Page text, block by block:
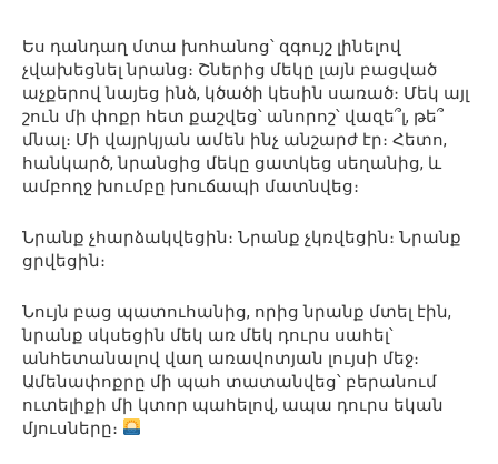
Ես դանդաղ մտա խոհանոց՝ զգույշ լինելով
չվախեցնել նրանց։ Շներից մեկը լայն բացված
աչքերով նայեց ինձ, կծածի կեսին սառած։ Մեկ այլ
շուն մի փոքր հետ քաշվեց՝ անորոշ՝ վազե՞լ, թե՞
մնալ։ Մի վայրկյան ամեն ինչ անշարժ էր։ Հետո,
հանկարծ, նրանցից մեկը ցատկեց սեղանից, և
ամբողջ խումբը խուճապի մատնվեց։
Նրանք չհարձակվեցին։ Նրանք չկռվեցին։ Նրանք
ցրվեցին։
Նույն բաց պատուհանից, որից նրանք մտել էին,
նրանք սկսեցին մեկ առ մեկ դուրս սահել՝
անհետանալով վաղ առավոտյան լույսի մեջ։
Ամենափոքրը մի պահ տատանվեց՝ բերանում
ուտելիքի մի կտոր պահելով, ապա դուրս եկան
մյուսները։